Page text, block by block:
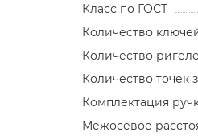
Класс по ГОСТ
Количество
Количество
Количество точек
Комплектация
Межосевое